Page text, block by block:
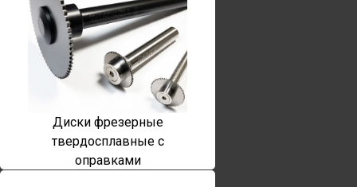
Диски фрезерные
твердосплавные с
оправками